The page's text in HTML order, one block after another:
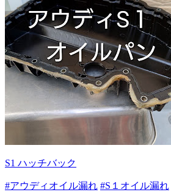
S1 ハッチバック
#アウディオイル漏れ #S１オイル漏れ